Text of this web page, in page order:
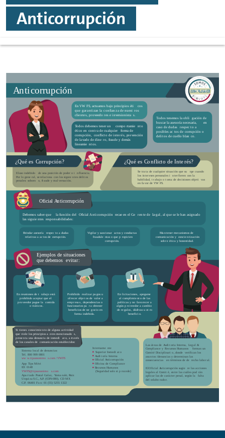
Anticorrupción